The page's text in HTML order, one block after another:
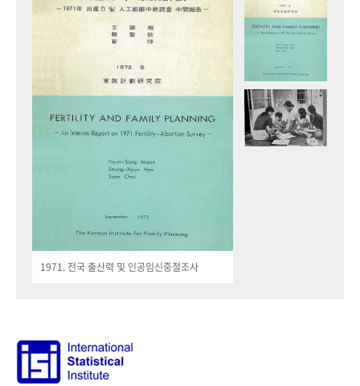
1971. 전국 출산력 및 인공임신중절조사